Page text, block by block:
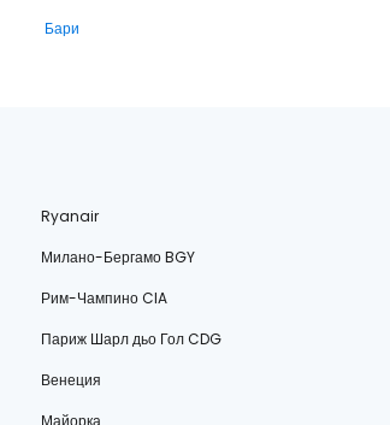
Бари
Ryanair
Милано-Бергамо BGY
Рим-Чампино CIA
Париж Шарл дьо Гол CDG
Венеция
Майорка